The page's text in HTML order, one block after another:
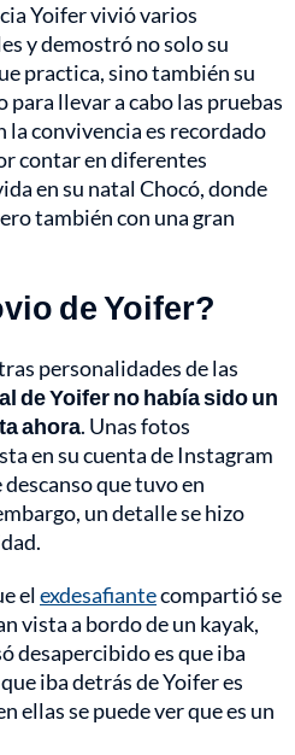
Yoifer vivió varios
y demostró no solo su
practica, sino también su
llevar a cabo las pruebas
la convivencia es recordado
contar en diferentes
en su natal Chocó, donde
también con una gran
de Yoifer?
personalidades de las
de Yoifer no había sido un
ahora. Unas fotos
en su cuenta de Instagram
que tuvo en
un detalle se hizo
elexdesafiantecompartió se
vista a bordo de un kayak,
desapercibido es que iba
iba detrás de Yoifer es
ellas se puede ver que es un